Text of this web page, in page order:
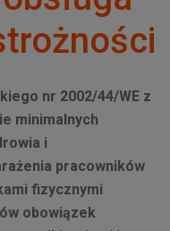
nr 2002/44/WE z
minimalnych
i
pracowników
fizycznymi
obowiązek